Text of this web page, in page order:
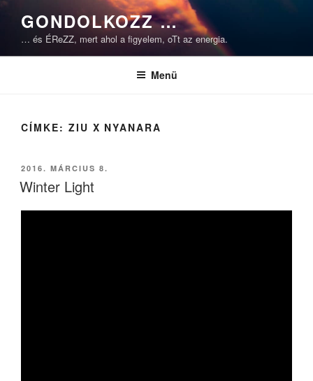
Tartalomhoz
GONDOLKOZZ …
… és ÉReZZ, mert ahol a figyelem, oTt az energia.
Menü
CÍMKE: ZIU X NYANARA
BEKÜLDVE:
2016. MÁRCIUS 8.
Winter Light